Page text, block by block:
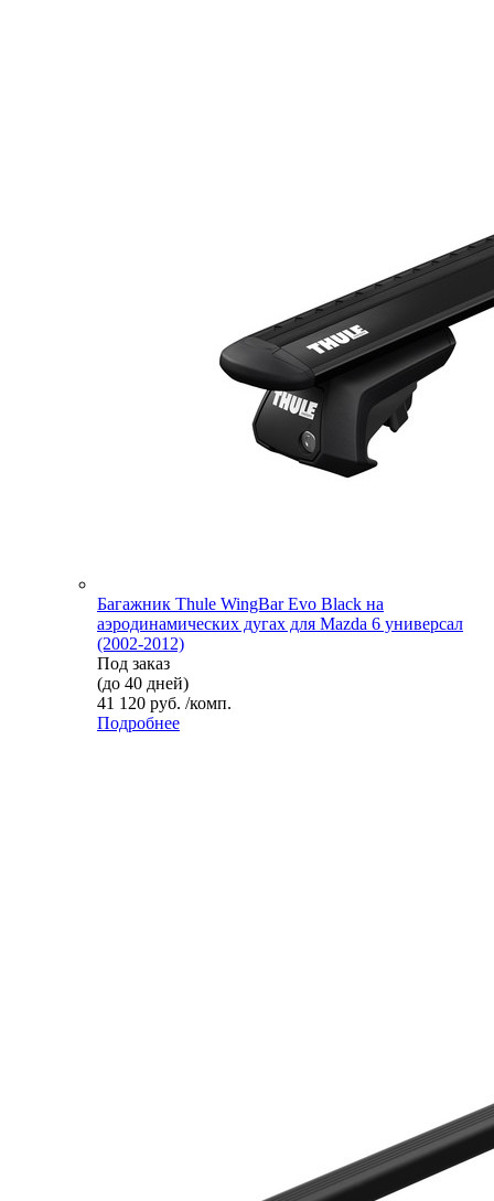
Багажник Thule WingBar Evo Black на
аэродинамических дугах для Mazda 6 универсал
(2002-2012)
Под заказ
(до 40 дней)
41 120 руб. /комп.
Подробнее